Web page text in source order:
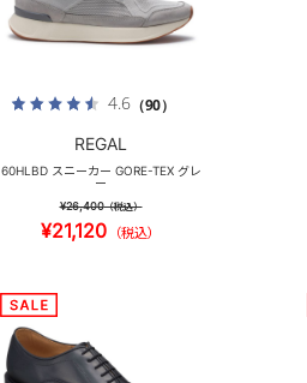
4.6（90）
REGAL
60HLBD スニーカー GORE-TEX グレ
ー
¥26,400（税込）
¥21,120 （税込）